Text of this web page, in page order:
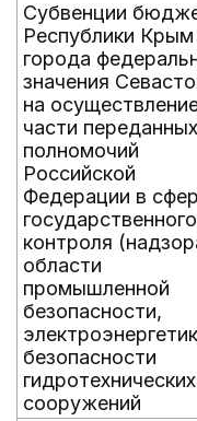
Субвенции
Республики Крым
города
значения
на
части переданных
полномочий
Российской
Федерации в
государственного
контроля
области
промышленной
безопасности,
безопасности
гидротехнических
сооружений